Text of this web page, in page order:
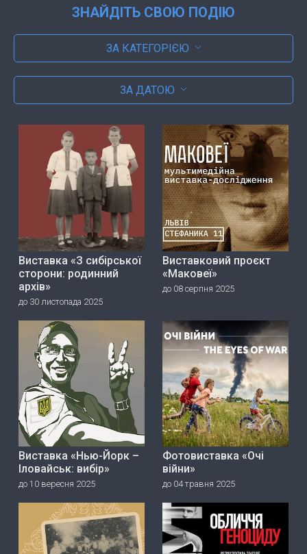
ЗНАЙДІТЬ СВОЮ ПОДІЮ
ЗА КАТЕГОРІЄЮ
ЗА ДАТОЮ
Виставка «З сибірської
сторони: родинний
архів»
до 30 листопада 2025
Виставковий проєкт
«Маковеї»
до 08 серпня 2025
Виставка «Нью-Йорк –
Іловайськ: вибір»
до 10 вересня 2025
Фотовиставка «Очі
війни»
до 04 травня 2025